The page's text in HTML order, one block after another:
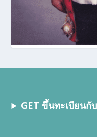
GET ขึ้นทะเบียน